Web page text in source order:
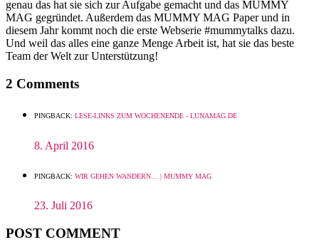
genau das hat sie sich zur Aufgabe gemacht und das MUMMY
MAG gegründet. Außerdem das MUMMY MAG Paper und in
diesem Jahr kommt noch die erste Webserie #mummytalks dazu.
Und weil das alles eine ganze Menge Arbeit ist, hat sie das beste
Team der Welt zur Unterstützung!
2 Comments
PINGBACK: LESE-LINKS ZUM WOCHENENDE - LUNAMAG.DE
8. April 2016
PINGBACK: WIR GEHEN WANDERN… | MUMMY MAG
23. Juli 2016
POST COMMENT